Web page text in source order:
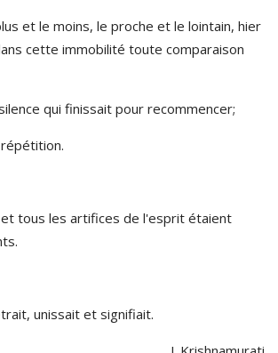
et le moins, le proche et le lointain, hier
cette immobilité toute comparaison
qui finissait pour recommencer;
tous les artifices de l'esprit étaient
unissait et signifiait.